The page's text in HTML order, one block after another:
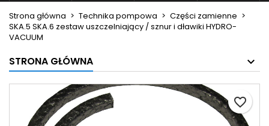
Strona główna Technika pompowa
Części zamienne
SKA.5 SKA.6 zestaw uszczelniający / sznur i dławiki HYDRO-
VACUUM
STRONA GŁÓWNA
favorite_border
Anuluj Utwórz listę życzeń